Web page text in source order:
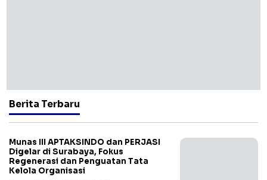
Berita Terbaru
Munas III APTAKSINDO dan PERJASI
Digelar di Surabaya, Fokus
Regenerasi dan Penguatan Tata
Kelola Organisasi